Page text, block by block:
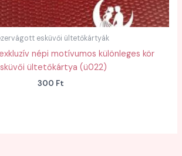
esküvői ültetőkártyák
népi motívumos különleges kör
ültetőkártya (ü022)
300 Ft